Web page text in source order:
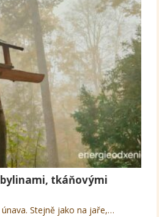
bylinami, tkáňovými
Stejně jako na jaře,…